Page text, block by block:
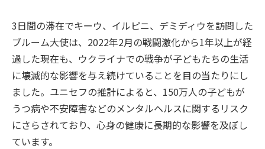
3日間の滞在でキーウ、イルピニ、デミディウを訪問した
ブルーム大使は、2022年2月の戦闘激化から1年以上が経
過した現在も、ウクライナでの戦争が子どもたちの生活
に壊滅的な影響を与え続けていることを目の当たりにし
ました。ユニセフの推計によると、150万人の子どもが
うつ病や不安障害などのメンタルヘルスに関するリスク
にさらされており、心身の健康に長期的な影響を及ぼし
ています。